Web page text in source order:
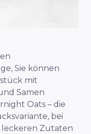
Sie können
mit
Samen
Oats – die
bei
Zutaten